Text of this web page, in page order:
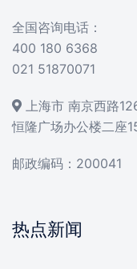
全国咨询电话：
400 180 6368
021 51870071
上海市 南京西路
恒隆广场办公楼二座
邮政编码：200041
热点新闻